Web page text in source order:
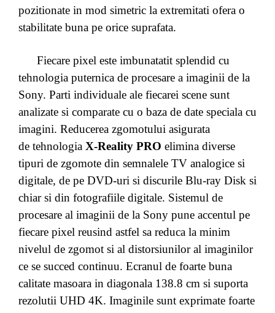
pozitionate in mod simetric la extremitati ofera o
stabilitate buna pe orice suprafata.
Fiecare pixel este imbunatatit splendid cu
tehnologia puternica de procesare a imaginii de la
Sony. Parti individuale ale fiecarei scene sunt
analizate si comparate cu o baza de date speciala cu
imagini. Reducerea zgomotului asigurata
de tehnologia X-Reality PRO elimina diverse
tipuri de zgomote din semnalele TV analogice si
digitale, de pe DVD-uri si discurile Blu-ray Disk si
chiar si din fotografiile digitale. Sistemul de
procesare al imaginii de la Sony pune accentul pe
fiecare pixel reusind astfel sa reduca la minim
nivelul de zgomot si al distorsiunilor al imaginilor
ce se succed continuu. Ecranul de foarte buna
calitate masoara in diagonala 138.8 cm si suporta
rezolutii UHD 4K. Imaginile sunt exprimate foarte